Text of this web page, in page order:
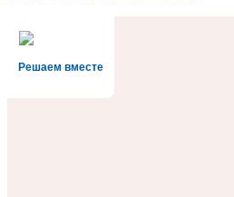
Решаем вместе